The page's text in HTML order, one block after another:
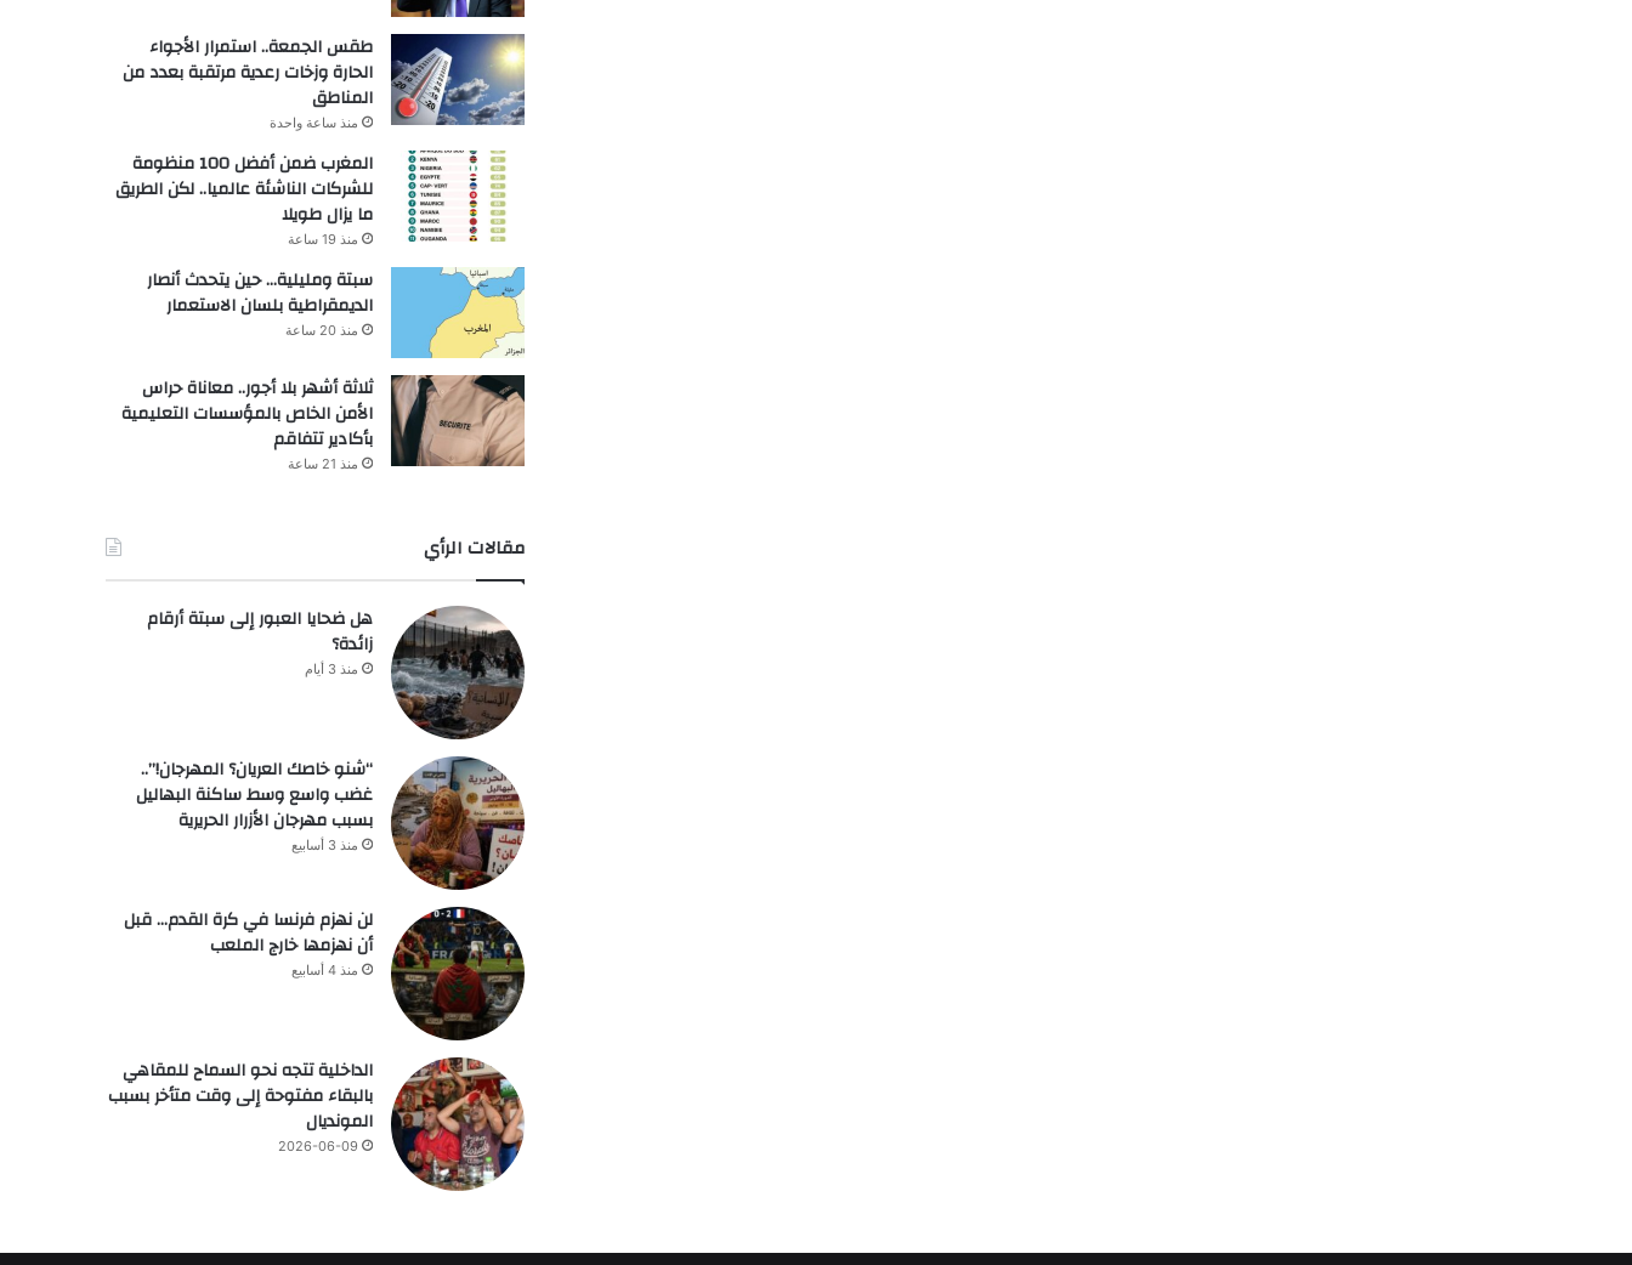
طقس الجمعة.. استمرار الأجواء
الحارة وزخات رعدية مرتقبة بعدد من
المناطق
منذ ساعة واحدة
المغرب ضمن أفضل 100 منظومة
للشركات الناشئة عالميا.. لكن الطريق
ما يزال طويلا
منذ 19 ساعة
سبتة ومليلية… حين يتحدث أنصار
الديمقراطية بلسان الاستعمار
منذ 20 ساعة
ثلاثة أشهر بلا أجور.. معاناة حراس
الأمن الخاص بالمؤسسات التعليمية
بأكادير تتفاقم
منذ 21 ساعة
مقالات الرأي
هل ضحايا العبور إلى سبتة أرقام
زائدة؟
منذ 3 أيام
“شنو خاصك العريان؟ المهرجان!”..
غضب واسع وسط ساكنة البهاليل
بسبب مهرجان الأزرار الحريرية
منذ 3 أسابيع
لن نهزم فرنسا في كرة القدم… قبل
أن نهزمها خارج الملعب
منذ 4 أسابيع
الداخلية تتجه نحو السماح للمقاهي
بالبقاء مفتوحة إلى وقت متأخر بسبب
المونديال
2026-06-09